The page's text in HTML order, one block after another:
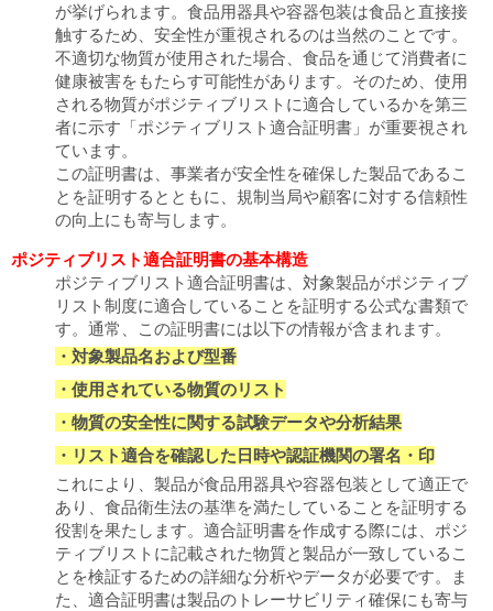
Myページ 見積書 お気に入り
が挙げられます。食品用器具や容器包装は食品と直接接
触するため、安全性が重視されるのは当然のことです。
不適切な物質が使用された場合、食品を通じて消費者に
健康被害をもたらす可能性があります。そのため、使用
される物質がポジティブリストに適合しているかを第三
者に示す「ポジティブリスト適合証明書」が重要視され
ています。
この証明書は、事業者が安全性を確保した製品であるこ
とを証明するとともに、規制当局や顧客に対する信頼性
の向上にも寄与します。
ポジティブリスト適合証明書の基本構造
ポジティブリスト適合証明書は、対象製品がポジティブ
リスト制度に適合していることを証明する公式な書類で
す。通常、この証明書には以下の情報が含まれます。
・対象製品名および型番
・使用されている物質のリスト
・物質の安全性に関する試験データや分析結果
・リスト適合を確認した日時や認証機関の署名・印
これにより、製品が食品用器具や容器包装として適正で
あり、食品衛生法の基準を満たしていることを証明する
役割を果たします。適合証明書を作成する際には、ポジ
ティブリストに記載された物質と製品が一致しているこ
とを検証するための詳細な分析やデータが必要です。ま
た、適合証明書は製品のトレーサビリティ確保にも寄与